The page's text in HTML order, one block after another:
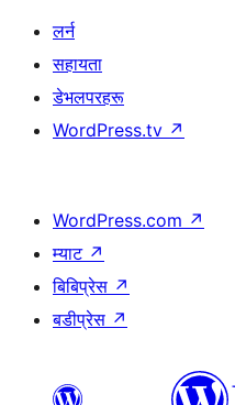
लर्न
सहायता
डेभलपरहरू
WordPress.tv ↗
WordPress.com ↗
म्याट ↗
बिबिप्रेस ↗
बडीप्रेस ↗